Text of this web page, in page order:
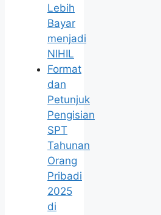
Lebih
Bayar
menjadi
NIHIL
Format
dan
Petunjuk
Pengisian
SPT
Tahunan
Orang
Pribadi
2025
di